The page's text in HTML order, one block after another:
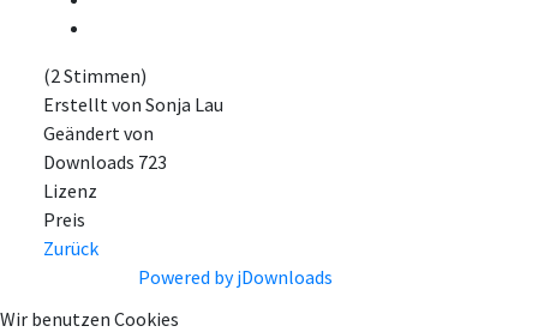
(2 Stimmen)
Erstellt von Sonja Lau
Geändert von
Downloads 723
Lizenz
Preis
Zurück
Powered by jDownloads
Wir benutzen Cookies